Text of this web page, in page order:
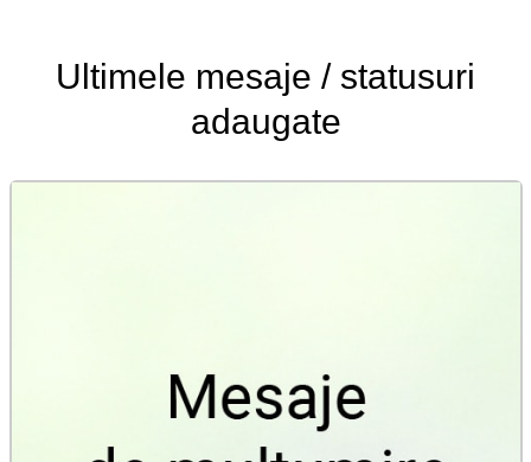
Ultimele mesaje / statusuri
adaugate